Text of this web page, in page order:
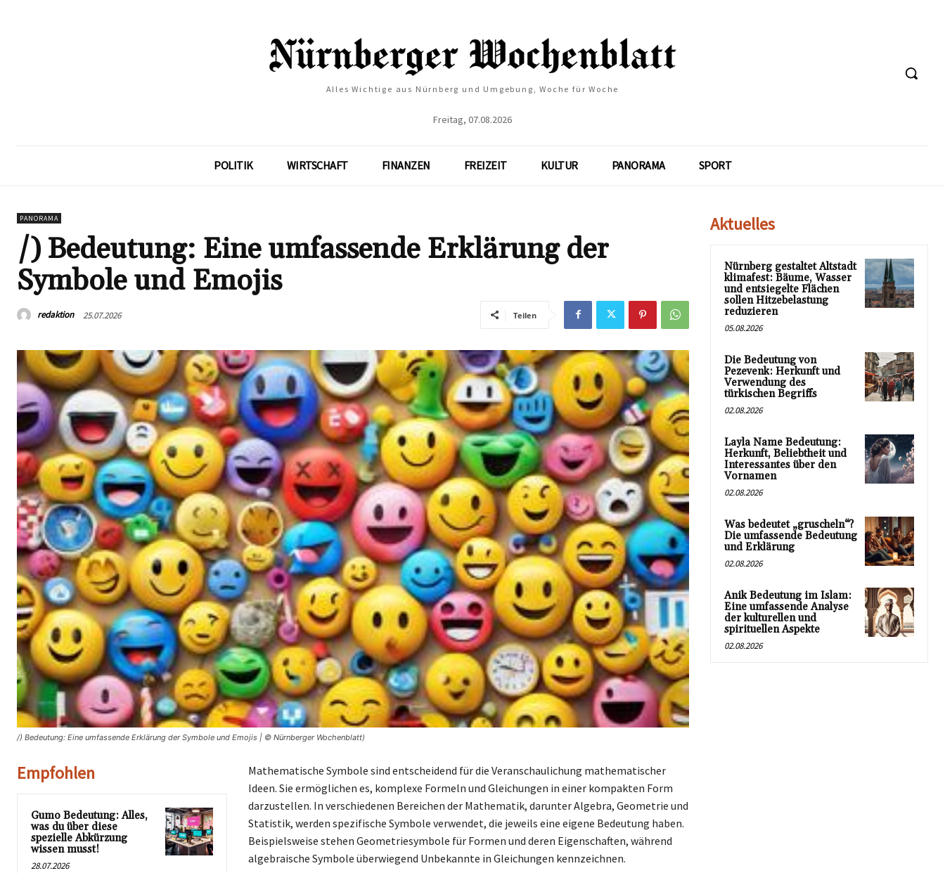
Alles Wichtige aus Nürnberg und Umgebung, Woche für Woche
Freitag, 07.08.2026
POLITIK WIRTSCHAFT FINANZEN FREIZEIT KULTUR PANORAMA SPORT
PANORAMA
/) Bedeutung: Eine umfassende Erklärung der
Symbole und Emojis
redaktion 25.07.2026 Teilen
/) Bedeutung: Eine umfassende Erklärung der Symbole und Emojis | © Nürnberger Wochenblatt)
Empfohlen
Gumo Bedeutung: Alles,
was du über diese
spezielle Abkürzung
wissen musst!
28.07.2026
Mathematische Symbole sind entscheidend für die Veranschaulichung mathematischer
Ideen. Sie ermöglichen es, komplexe Formeln und Gleichungen in einer kompakten Form
darzustellen. In verschiedenen Bereichen der Mathematik, darunter Algebra, Geometrie und
Statistik, werden spezifische Symbole verwendet, die jeweils eine eigene Bedeutung haben.
Beispielsweise stehen Geometriesymbole für Formen und deren Eigenschaften, während
algebraische Symbole überwiegend Unbekannte in Gleichungen kennzeichnen.
Aktuelles
Nürnberg gestaltet Altstadt
klimafest: Bäume, Wasser
und entsiegelte Flächen
sollen Hitzebelastung
reduzieren
05.08.2026
Die Bedeutung von
Pezevenk: Herkunft und
Verwendung des
türkischen Begriffs
02.08.2026
Layla Name Bedeutung:
Herkunft, Beliebtheit und
Interessantes über den
Vornamen
02.08.2026
Was bedeutet „gruscheln“?
Die umfassende Bedeutung
und Erklärung
02.08.2026
Anik Bedeutung im Islam:
Eine umfassende Analyse
der kulturellen und
spirituellen Aspekte
02.08.2026